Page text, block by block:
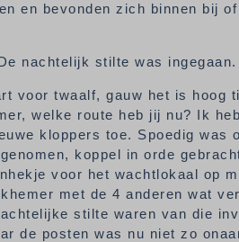
en bevonden zich binnen bij
nachtelijk stilte was ingegaan.
voor twaalf, gauw het is hoog
welke route heb jij nu? Ik
kloppers toe. Spoedig was
koppel in orde
voor het wachtlokaal op
met de 4 anderen wat
stilte waren van die
de posten was nu niet zo